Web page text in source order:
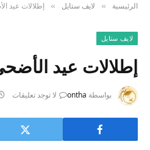
الرئيسية » لايف ستايل » إطلالات عيد
لايف ستايل
إطلالات عيد
بواسطة ontha لا توجد تعليقات